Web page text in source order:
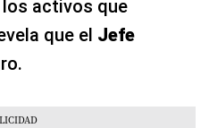
activos que
que el Jefe